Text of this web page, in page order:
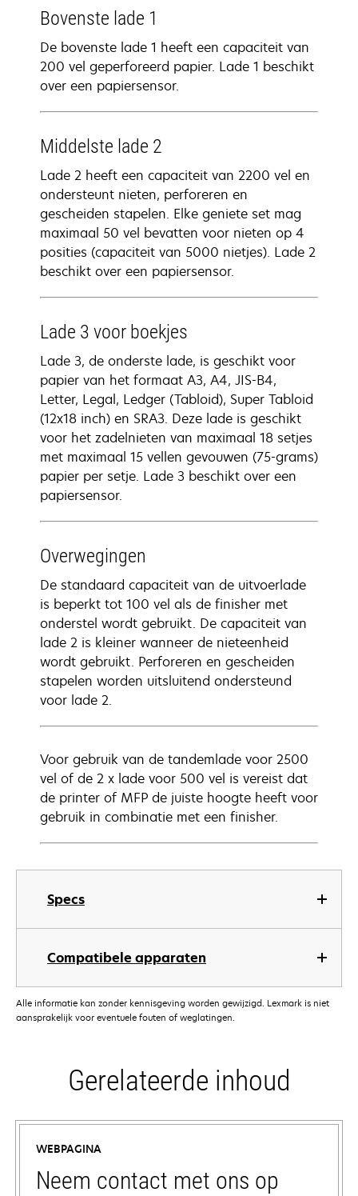
Specs
Compatibele apparaten
Bovenste lade 1
De bovenste lade 1 heeft een capaciteit van
200 vel geperforeerd papier. Lade 1 beschikt
over een papiersensor.
Middelste lade 2
Lade 2 heeft een capaciteit van 2200 vel en
ondersteunt nieten, perforeren en
gescheiden stapelen. Elke geniete set mag
maximaal 50 vel bevatten voor nieten op 4
posities (capaciteit van 5000 nietjes). Lade 2
beschikt over een papiersensor.
Lade 3 voor boekjes
Lade 3, de onderste lade, is geschikt voor
papier van het formaat A3, A4, JIS-B4,
Letter, Legal, Ledger (Tabloid), Super Tabloid
(12x18 inch) en SRA3. Deze lade is geschikt
voor het zadelnieten van maximaal 18 setjes
met maximaal 15 vellen gevouwen (75-grams)
papier per setje. Lade 3 beschikt over een
papiersensor.
Overwegingen
De standaard capaciteit van de uitvoerlade
is beperkt tot 100 vel als de finisher met
onderstel wordt gebruikt. De capaciteit van
lade 2 is kleiner wanneer de nieteenheid
wordt gebruikt. Perforeren en gescheiden
stapelen worden uitsluitend ondersteund
voor lade 2.
Voor gebruik van de tandemlade voor 2500
vel of de 2 x lade voor 500 vel is vereist dat
de printer of MFP de juiste hoogte heeft voor
gebruik in combinatie met een finisher.
Alle informatie kan zonder kennisgeving worden gewijzigd. Lexmark is niet
aansprakelijk voor eventuele fouten of weglatingen.
Gerelateerde inhoud
WEBPAGINA
Neem contact met ons op